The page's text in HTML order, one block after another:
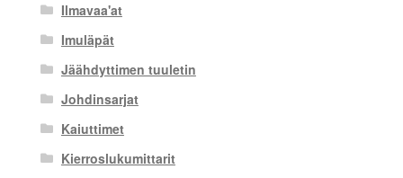
Ilmavaa'at
Imuläpät
Jäähdyttimen tuuletin
Johdinsarjat
Kaiuttimet
Kierroslukumittarit